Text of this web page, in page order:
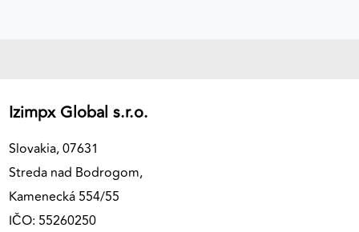
Izimpx Global s.r.o.
Slovakia, 07631
Streda nad Bodrogom,
Kamenecká 554/55
IČO: 55260250
Poskytovateľ: